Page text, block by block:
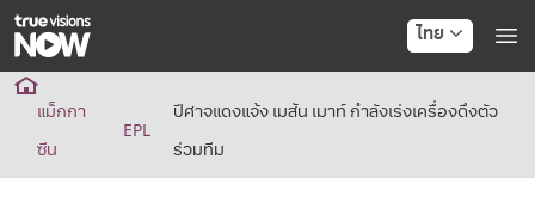
ไทย
แพ็กเกจ
NOW SPORTS
แม็กกา
ซีน
EPL
ปีศาจแดงแจ้ง เมสัน เมาท์ กำลังเร่งเครื่องดึงตัว
ร่วมทีม